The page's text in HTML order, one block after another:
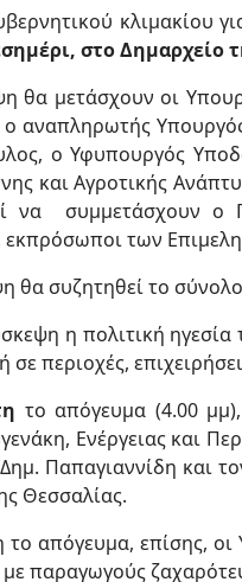
κλιμακίου
στο Δημαρχείο
θα μετάσχουν οι
ο αναπληρωτής
ο Υφυπουργός
και Αγροτικής
να συμμετάσχουν ο
εκπρόσωποι των
θα συζητηθεί το
η πολιτική ηγεσία
σε περιοχές,
το απόγευμα (4.00
Ενέργειας και
Παπαγιαννίδη και
Θεσσαλίας.
απόγευμα, επίσης, οι
παραγωγούς